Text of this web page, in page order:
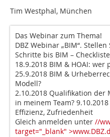
Tim Westphal, München
Das Webinar zum Thema!
DBZ Webinar „BIM“.
Schritte bis BIM –
18.9.2018 BIM & HOAI:
25.9.2018 BIM &
Modell?
2.10.2018 Qualifikation
in meinem Team?
Effizienz, Zufriedenheit
Gleich anmelden unter //
target="_blank"